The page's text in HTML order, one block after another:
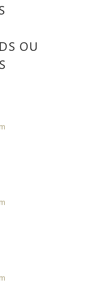
dans son ensemble
ou